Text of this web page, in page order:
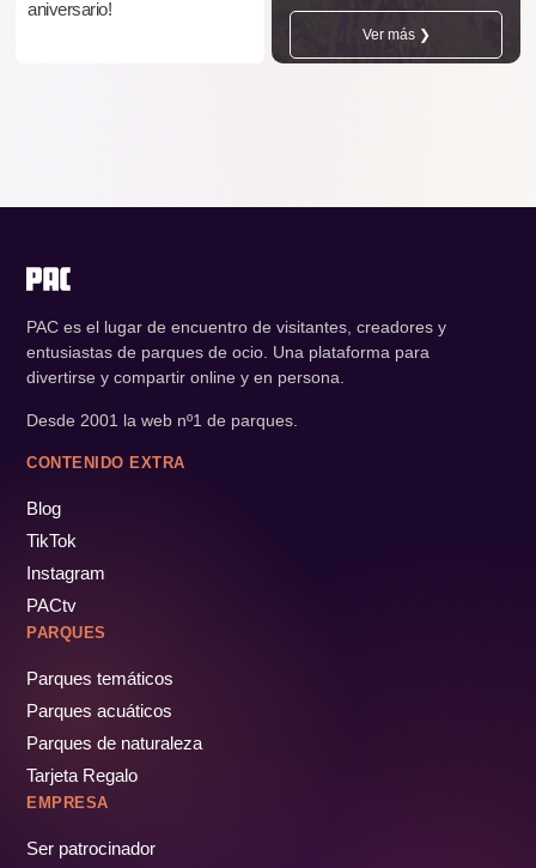
aniversario!
Ver más ❯
PAC es el lugar de encuentro de visitantes, creadores y
entusiastas de parques de ocio. Una plataforma para
divertirse y compartir online y en persona.
Desde 2001 la web nº1 de parques.
CONTENIDO EXTRA
Blog
TikTok
Instagram
PACtv
PARQUES
Parques temáticos
Parques acuáticos
Parques de naturaleza
Tarjeta Regalo
EMPRESA
Ser patrocinador